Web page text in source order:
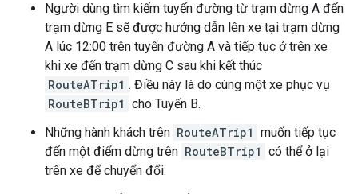
Người dùng tìm kiếm tuyến đường từ trạm dừng A đến
trạm dừng E sẽ được hướng dẫn lên xe tại trạm dừng
A lúc 12:00 trên tuyến đường A và tiếp tục ở trên xe
khi xe đến trạm dừng C sau khi kết thúc
RouteATrip1 . Điều này là do cùng một xe phục vụ
RouteBTrip1 cho Tuyến B.
Những hành khách trên RouteATrip1 muốn tiếp tục
đến một điểm dừng trên RouteBTrip1 có thể ở lại
trên xe để chuyển đổi.